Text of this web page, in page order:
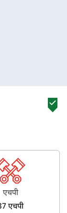
एचपी
37 एचपी